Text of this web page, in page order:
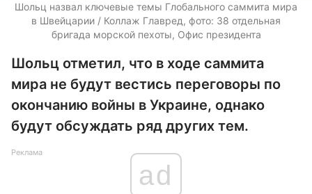
Шольц назвал ключевые темы Глобального саммита мира
в Швейцарии / Коллаж Главред, фото: 38 отдельная
бригада морской пехоты, Офис президента
Шольц отметил, что в ходе саммита
мира не будут вестись переговоры по
окончанию войны в Украине, однако
будут обсуждать ряд других тем.
Реклама
ad